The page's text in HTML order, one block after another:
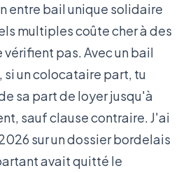
entre bail unique solidaire
multiples coûte cher à des
pas. Avec un bail
un colocataire part, tu
sa part de loyer jusqu'à
sauf clause contraire. J'ai
sur un dossier bordelais
avait quitté le